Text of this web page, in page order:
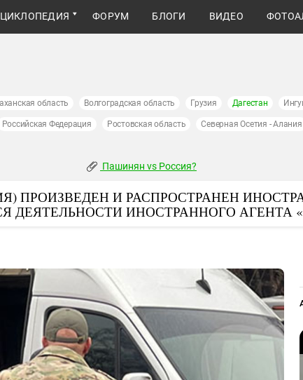
ФОРУМ БЛОГИ ВИДЕО
область Волгоградская область Грузия Дагестан
Российская Федерация Ростовская область Северная Осетия - Алания
Пашинян vs Россия?
ПРОИЗВЕДЕН И РАСПРОСТРАНЕН
ДЕЯТЕЛЬНОСТИ ИНОСТРАННОГО АГЕНТА